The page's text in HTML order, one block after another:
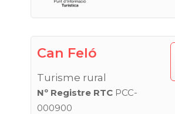
Can Feló
Turisme rural
Nº Registre RTC PCC-
000900